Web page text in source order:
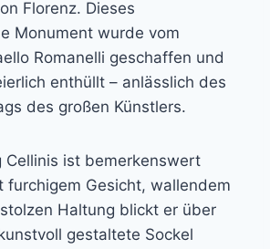
Florenz. Dieses
Monument wurde vom
Romanelli geschaffen und
enthüllt – anlässlich des
des großen Künstlers.
Cellinis ist bemerkenswert
furchigem Gesicht, wallendem
Haltung blickt er über
gestaltete Sockel